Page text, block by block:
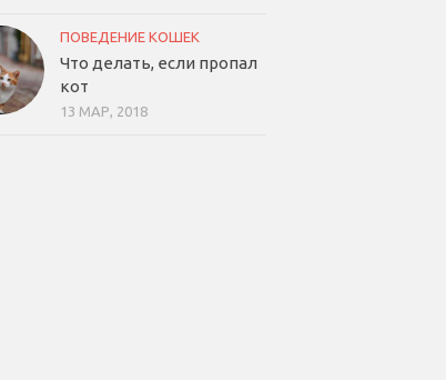
ПОВЕДЕНИЕ КОШЕК
Что делать, если пропал
кот
13 МАР, 2018